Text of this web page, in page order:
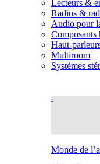
Lecteurs &
Radios &
Audio pour
Composants
Haut-
Multiroom
Systèmes
Monde de